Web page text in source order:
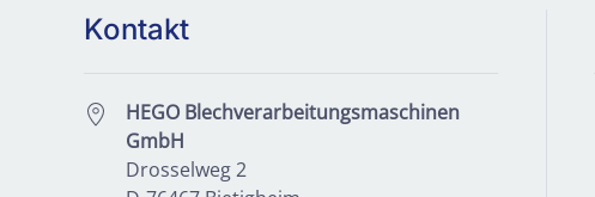
Kontakt
HEGO Blechverarbeitungsmaschinen
GmbH
Drosselweg 2